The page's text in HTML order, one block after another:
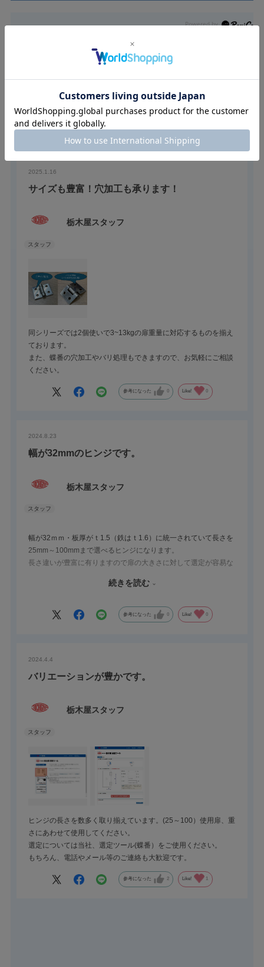
スタッフレビュー（3） ユーザーレビュー
絞り込み 表示：新しい順
2025.1.16
サイズも豊富！穴加工も承ります！
栃木屋スタッフ
同シリーズでは2個使いで3~13kgの扉重量に対応するものを揃え
ております。
また、蝶番の穴加工やバリ処理もできますので、お気軽にご相談
ください。
参考になった 0 Like! 0
2024.8.23
幅が32mmのヒンジです。
栃木屋スタッフ
幅が32ｍｍ・板厚がｔ1.5（鉄はｔ1.6）に統一されていて長さを
25mm～100mmまで選べるヒンジになります。
長さ違いが豊富に有りますので扉の大きさに対して選定が容易な
※ステンレスシリーズについては取付穴付きですが鉄シリーズ
特注で追加の穴加工・あるいはメッキの追加も承ります。
続きを読む
参考になった 0 Like! 0
2024.4.4
バリエーションが豊かです。
栃木屋スタッフ
ヒンジの長さを数多く取り揃えています。(25～100）使用扉、重
さにあわせて使用してください。
選定については当社、選定ツール(蝶番）をご使用ください。
もちろん、電話やメール等のご連絡も大歓迎です。
参考になった 2 Like! 1